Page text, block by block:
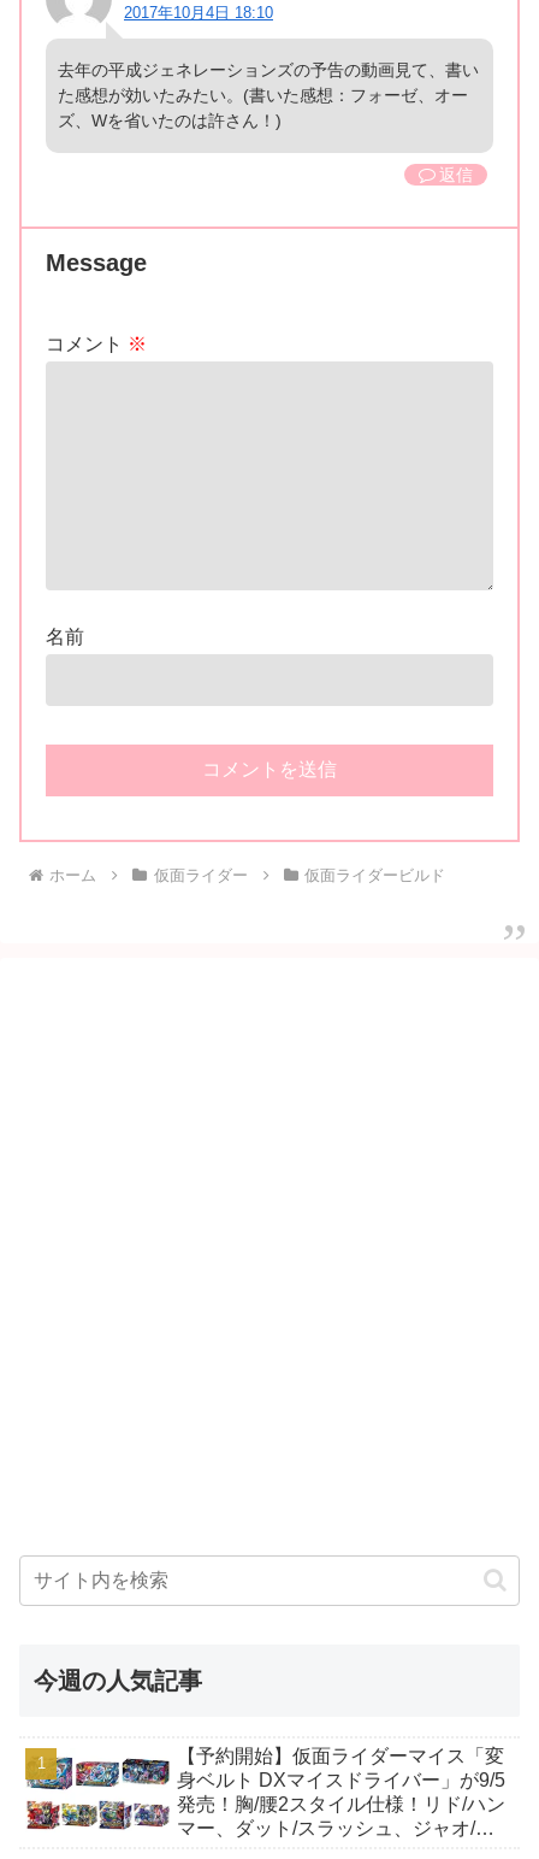
2017年10月4日 18:10
去年の平成ジェネレーションズの予告の動画見て、書い
た感想が効いたみたい。(書いた感想：フォーゼ、オー
ズ、Wを省いたのは許さん！)
返信
Message
コメント ※
名前
ホーム 仮面ライダー 仮面ライダービルド
今週の人気記事
【予約開始】仮面ライダーマイス「変
身ベルト DXマイスドライバー」が9/5
発売！胸/腰2スタイル仕様！リド/ハン
マー、ダット/スラッシュ、ジャオ/バ